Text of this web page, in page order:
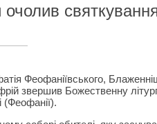
Феофаніївського,
звершив Божественну
(Феофанії).